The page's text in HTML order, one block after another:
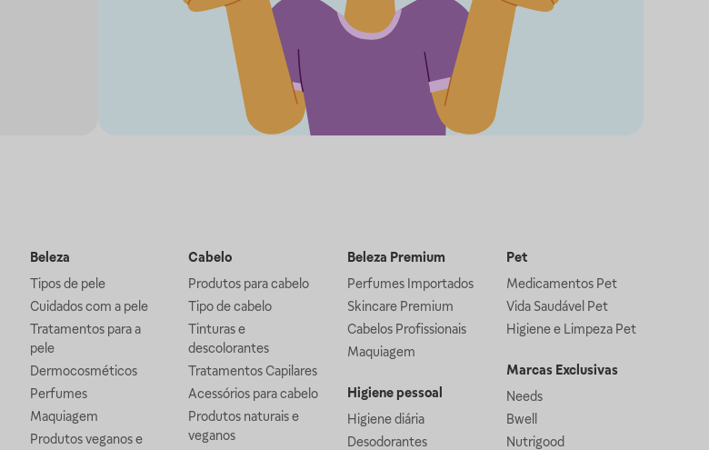
Beleza
Tipos de pele
Cuidados com a pele
Tratamentos para a
pele
Dermocosméticos
Perfumes
Maquiagem
Produtos veganos e
Cabelo
Produtos para cabelo
Tipo de cabelo
Tinturas e
descolorantes
Tratamentos Capilares
Acessórios para cabelo
Produtos naturais e
veganos
Beleza Premium
Perfumes Importados
Skincare Premium
Cabelos Profissionais
Maquiagem
Higiene pessoal
Higiene diária
Desodorantes
Pet
Medicamentos Pet
Vida Saudável Pet
Higiene e Limpeza Pet
Marcas Exclusivas
Needs
Bwell
Nutrigood